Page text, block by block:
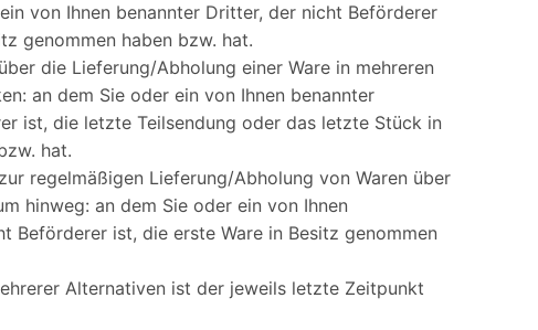
von Ihnen benannter Dritter, der nicht Beförderer
genommen haben bzw. hat.
die Lieferung/Abholung einer Ware in mehreren
an dem Sie oder ein von Ihnen benannter
ist, die letzte Teilsendung oder das letzte Stück in
hat.
regelmäßigen Lieferung/Abholung von Waren über
hinweg: an dem Sie oder ein von Ihnen
Beförderer ist, die erste Ware in Besitz genommen
Alternativen ist der jeweils letzte Zeitpunkt